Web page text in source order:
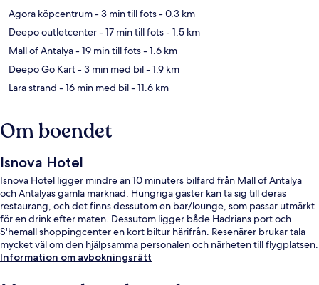
Agora köpcentrum- 3 min till fots- 0.3 km
Deepo outletcenter- 17 min till fots- 1.5 km
Mall of Antalya- 19 min till fots- 1.6 km
Deepo Go Kart- 3 min med bil- 1.9 km
Lara strand - 16 min med bil- 11.6 km
Om boendet
Isnova Hotel
Isnova Hotel ligger mindre än 10 minuters bilfärd från Mall of Antalya
och Antalyas gamla marknad. Hungriga gäster kan ta sig till deras
restaurang, och det finns dessutom en bar/lounge, som passar utmärkt
för en drink efter maten. Dessutom ligger både Hadrians port och
S'hemall shoppingcenter en kort biltur härifrån. Resenärer brukar tala
mycket väl om den hjälpsamma personalen och närheten till flygplatsen.
Information om avbokningsrätt